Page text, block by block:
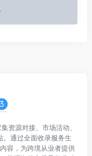
资源对接、市场活动、
。通过全面收录服务生
容，为跨境从业者提供